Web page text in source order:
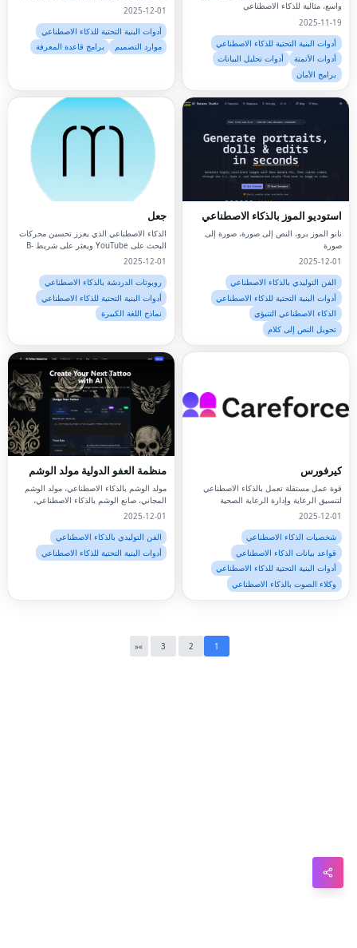
واسع، مثالية للذكاء الاصطناعي
2025-11-19
أدوات البنية التحتية للذكاء الاصطناعي
أدوات الأتمتة
أدوات تحليل البيانات
برامج الأمان
2025-12-01
أدوات البنية التحتية للذكاء الاصطناعي
موارد التصميم
برامج قاعدة المعرفة
استوديو الموز بالذكاء الاصطناعي
نانو الموز برو، النص إلى صورة، صورة إلى
صورة
2025-12-01
الفن التوليدي بالذكاء الاصطناعي
أدوات البنية التحتية للذكاء الاصطناعي
الذكاء الاصطناعي التنبؤي
تحويل النص إلى كلام
جعل
الذكاء الاصطناعي الذي يعزز تحسين محركات
البحث على YouTube ويعثر على شريط B-
roll المثالي على الفور
2025-12-01
روبوتات الدردشة بالذكاء الاصطناعي
أدوات البنية التحتية للذكاء الاصطناعي
نماذج اللغة الكبيرة
كيرفورس
قوة عمل مستقلة تعمل بالذكاء الاصطناعي
لتنسيق الرعاية وإدارة الرعاية الصحية
2025-12-01
شخصيات الذكاء الاصطناعي
قواعد بيانات الذكاء الاصطناعي
أدوات البنية التحتية للذكاء الاصطناعي
وكلاء الصوت بالذكاء الاصطناعي
منظمة العفو الدولية مولد الوشم
مولد الوشم بالذكاء الاصطناعي، مولد الوشم
المجاني، صانع الوشم بالذكاء الاصطناعي،
مصمم الوشم، مولد صور الوشم
2025-12-01
الفن التوليدي بالذكاء الاصطناعي
أدوات البنية التحتية للذكاء الاصطناعي
1
2
3
»
«
Facebook
Twitter
LinkedIn
Pinterest
Snapchat